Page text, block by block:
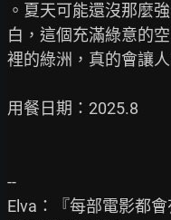
。夏天可能還沒那麼
白，這個充滿綠意的
裡的綠洲，真的會讓
用餐日期：2025.8
--
Elva：『每部電影都